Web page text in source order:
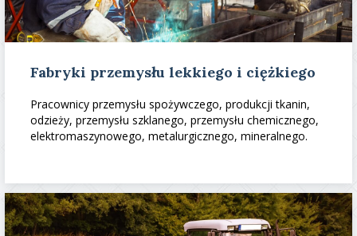
Fabryki przemysłu lekkiego i ciężkiego
Pracownicy przemysłu spożywczego, produkcji tkanin,
odzieży, przemysłu szklanego, przemysłu chemicznego,
elektromaszynowego, metalurgicznego, mineralnego.